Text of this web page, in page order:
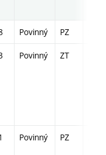
Povinný PZ
Povinný ZT
Povinný PZ